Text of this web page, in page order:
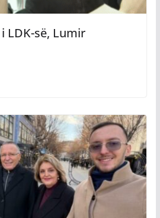
LDK-së, Lumir